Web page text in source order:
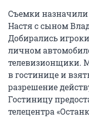
Съемки назначили
Настя с сыном
Добирались
личном
телевизионщики.
в гостинице и
разрешение
Гостиницу
телецентра